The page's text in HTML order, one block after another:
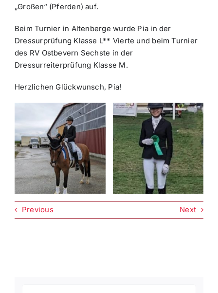
„Großen“ (Pferden) auf.
Beim Turnier in Altenberge wurde Pia in der
Dressurprüfung Klasse L** Vierte und beim Turnier
des RV Ostbevern Sechste in der
Dressurreiterprüfung Klasse M.
Herzlichen Glückwunsch, Pia!
Previous Next